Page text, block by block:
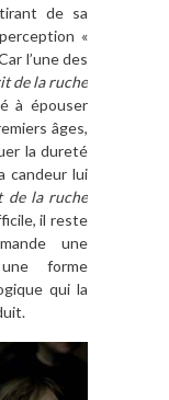
de sa
«
l’une des
de la ruche
à épouser
âges,
la dureté
candeur lui
de la ruche
il reste
une
forme
qui la